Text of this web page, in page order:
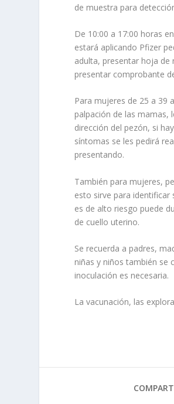
de muestra para
De 10:00 a 17:00 horas
estará aplicando Pfizer
adulta, presentar hoja
presentar comprobante
Para mujeres de 25 a 39
palpación de las
dirección del pezón, si
síntomas se les pedirá
presentando.
También para mujeres,
esto sirve para identificar
es de alto riesgo puede
de cuello uterino.
Se recuerda a padres,
niñas y niños también se
inoculación es necesaria.
La vacunación, las